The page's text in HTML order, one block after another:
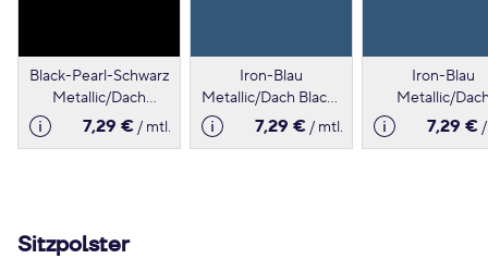
Black-Pearl-Schwarz
Metallic/Dach
Highland-Grau
7,29 €/ mtl.
Iron-Blau
Metallic/Dach Black-
Pearl-Schwarz
7,29 €/ mtl.
Iron-Blau
Metallic/
Highland-
7,29 €
Sitzpolster